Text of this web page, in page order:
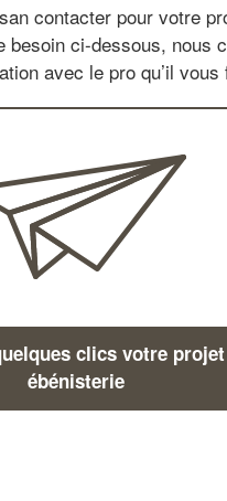
contacter pour votre
besoin ci-dessous, nous
avec le pro qu’il vous
clics votre
ébénisterie